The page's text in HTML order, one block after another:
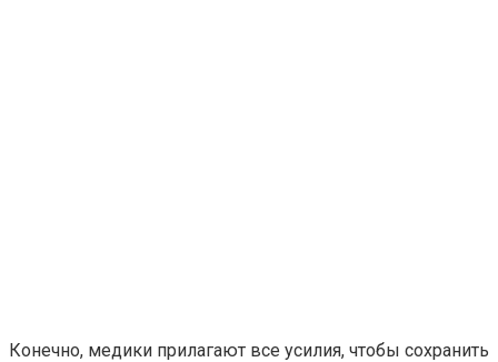
Конечно, медики прилагают все усилия, чтобы сохранить